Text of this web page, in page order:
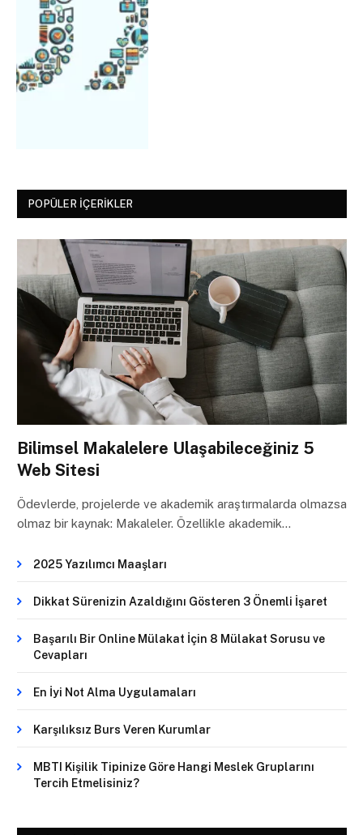
POPÜLER İÇERIKLER
Bilimsel Makalelere Ulaşabileceğiniz 5
Web Sitesi
Ödevlerde, projelerde ve akademik araştırmalarda olmazsa
olmaz bir kaynak: Makaleler. Özellikle akademik…
2025 Yazılımcı Maaşları
Dikkat Sürenizin Azaldığını Gösteren 3 Önemli İşaret
Başarılı Bir Online Mülakat İçin 8 Mülakat Sorusu ve
Cevapları
En İyi Not Alma Uygulamaları
Karşılıksız Burs Veren Kurumlar
MBTI Kişilik Tipinize Göre Hangi Meslek Gruplarını
Tercih Etmelisiniz?